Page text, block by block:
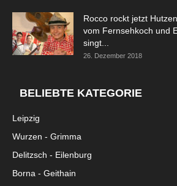
Rocco rockt jetzt
vom Fernsehkoch und
singt...
26. Dezember 2018
BELIEBTE KATEGORIE
Leipzig
Wurzen - Grimma
Delitzsch - Eilenburg
Borna - Geithain